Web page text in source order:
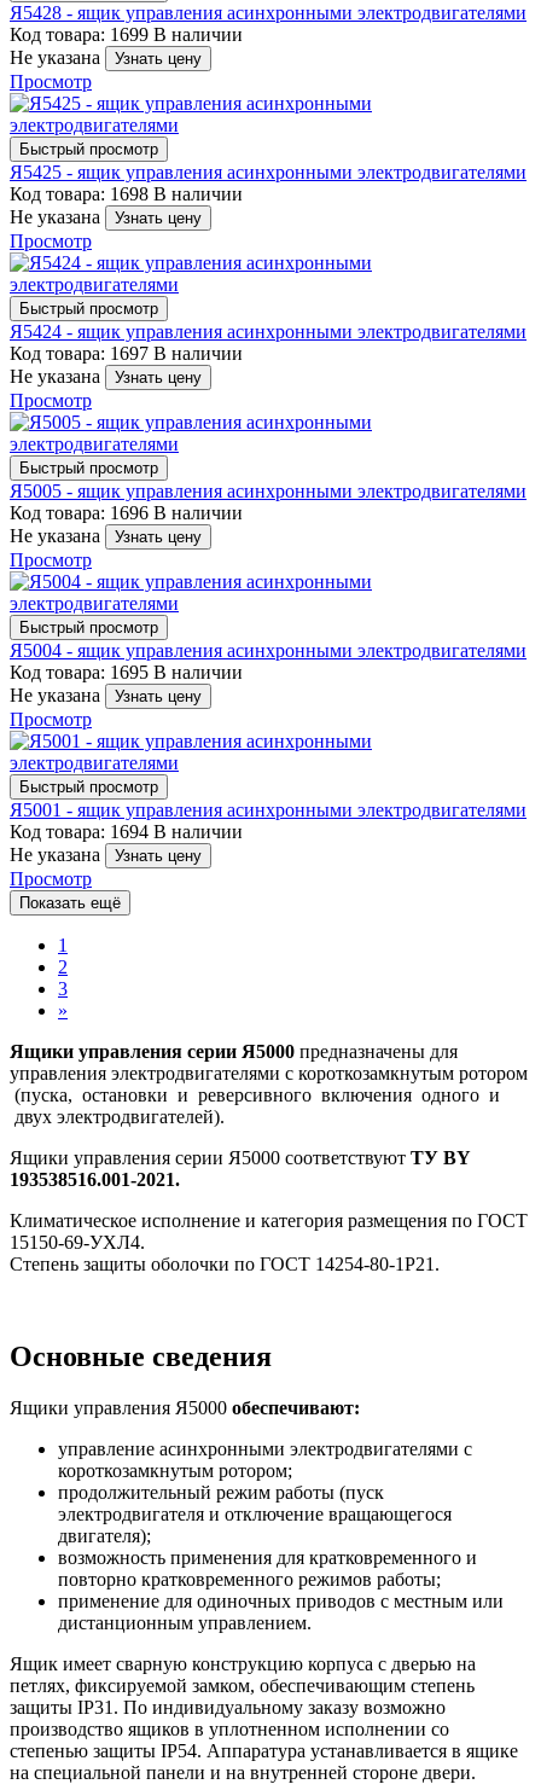
Я5428 - ящик управления асинхронными электродвигателями
Код товара: 1699 В наличии
Не указана
Узнать цену
Просмотр
Быстрый просмотр
Я5425 - ящик управления асинхронными электродвигателями
Код товара: 1698 В наличии
Не указана
Узнать цену
Просмотр
Быстрый просмотр
Я5424 - ящик управления асинхронными электродвигателями
Код товара: 1697 В наличии
Не указана
Узнать цену
Просмотр
Быстрый просмотр
Я5005 - ящик управления асинхронными электродвигателями
Код товара: 1696 В наличии
Не указана
Узнать цену
Просмотр
Быстрый просмотр
Я5004 - ящик управления асинхронными электродвигателями
Код товара: 1695 В наличии
Не указана
Узнать цену
Просмотр
Быстрый просмотр
Я5001 - ящик управления асинхронными электродвигателями
Код товара: 1694 В наличии
Не указана
Узнать цену
Просмотр
Показать ещё
1
2
3
»
Ящики управления серии Я5000 предназначены для
управления электродвигателями с короткозамкнутым ротором
(пуска, остановки и реверсивного включения одного и
двух электродвигателей).
Ящики управления серии Я5000 соответствуют ТУ BY
193538516.001-2021.
Климатическое исполнение и категория размещения по ГОСТ
15150-69-УХЛ4.
Степень защиты оболочки по ГОСТ 14254-80-1Р21.
Основные сведения
Ящики управления Я5000 обеспечивают:
управление асинхронными электродвигателями с
короткозамкнутым ротором;
продолжительный режим работы (пуск
электродвигателя и отключение вращающегося
двигателя);
возможность применения для кратковременного и
повторно кратковременного режимов работы;
применение для одиночных приводов с местным или
дистанционным управлением.
Ящик имеет сварную конструкцию корпуса с дверью на
петлях, фиксируемой замком, обеспечивающим степень
защиты IP31. По индивидуальному заказу возможно
производство ящиков в уплотненном исполнении со
степенью защиты IP54. Аппаратура устанавливается в ящике
на специальной панели и на внутренней стороне двери.